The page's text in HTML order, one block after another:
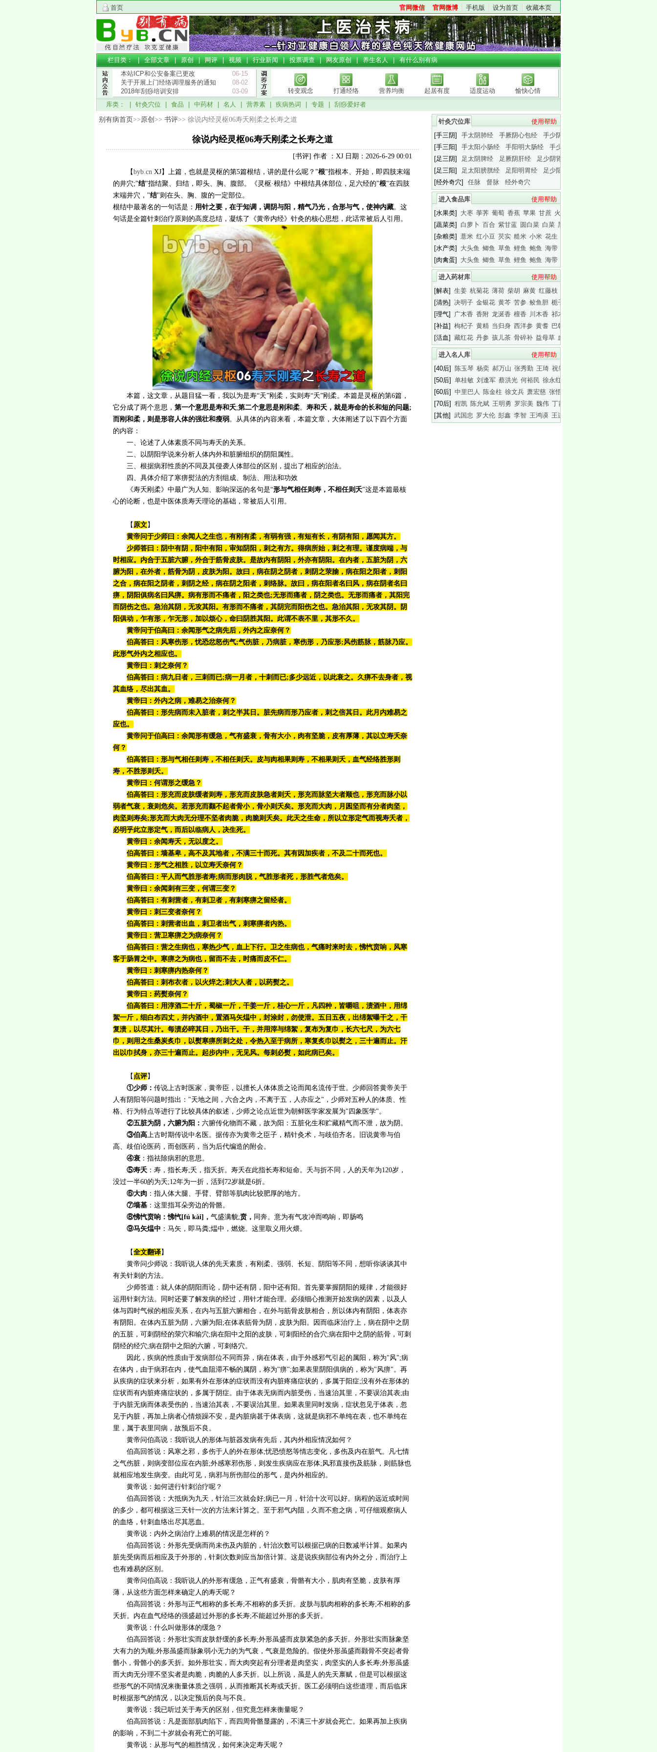
首页 官网微信 官网微博 手机版 设为首页 收藏本页
栏目类： |全部文章|原创|网评|视频|行业新闻|投票调查|网友原创|养生名人|有什么别有病
本站ICP和公安备案已更改
06-15
关于开展上门经络调理服务的通知
08-02
2018年刮痧培训安排
03-09 转变观念 打通经络 营养均衡 起居有度 适度运动
愉快心情
库类： | 针灸穴位 食品 中药材 名人 营养素 疾病热词 专题 刮痧爱好者
别有病首页>>原创 >> 书评>> 徐说内经灵枢06寿夭刚柔之长寿之道
徐说内经灵枢06寿夭刚柔之长寿之道
[书评] 作者 ：XJ 日期：2026-6-29 00:01
【byb.cn XJ】上篇，也就是灵枢的第5篇根结，讲的是什么呢？"根"指根本、开始，即四肢末端
的井穴;"结"指结聚、归结，即头、胸、腹部。《灵枢·根结》中根结具体部位，足六经的"根"在四肢
末端井穴，"结"则在头、胸、腹的一定部位。
根结中最著名的一句话是：‌ 用针之要，在于知调，调阴与阳，精气乃光，合形与气，使神内藏‌。这
句话是全篇针刺治疗原则的高度总结，凝练了《黄帝内经》针灸的核心思想，此话常被后人引用。
本篇，这文章，从题目猛一看，我以为是寿“天”刚柔，实则 寿“夭”刚柔。本篇是灵枢的第6篇，
它分成了两个意思， 第一个意思是寿和夭;第二个意思是刚和柔。 寿和夭，就是寿命的长和短的问题;
而刚和柔，则是形容人体的强壮和瘦弱。从具体的内容来看，本篇文章，大体阐述了以下四个方面
的内容：
一、论述了人体素质不同与寿夭的关系。
二、以阴阳学说来分析人体内外和脏腑组织的阴阳属性。
三、根据病邪性质的不同及其侵袭人体部位的区别，提出了相应的治法。
四、具体介绍了寒痹熨法的方剂组成、制法、用法和功效
《寿夭刚柔》中最广为人知、影响深远的名句是‌“形与气相任则寿，不相任则夭”这是本篇最核
心的论断，也是中医体质寿夭理论的基础，常被后人引用。
【 原文】
黄帝问于少师曰：余闻人之生也，有刚有柔，有弱有强，有短有长，有阴有阳，愿闻其方。
少师答曰：阴中有阴，阳中有阳，审知阴阳，刺之有方。得病所始，刺之有理。谨度病端，与
时相应。内合于五脏六腑，外合于筋骨皮肤。是故内有阴阳，外亦有阴阳。在内者， 五脏为阴，六
腑为阳 ，在外者，筋骨为阴，皮肤为阳。故曰，病在阴之阴者，刺阴之荥腧，病在阳之阳者，刺阳
之合，病在阳之阴者，刺阴之经，病在阴之阳者，刺络脉。故曰，病在阳者名曰风，病在阴者名曰
痹，阴阳俱病名曰风痹。病有形而不痛者，阳之类也;无形而痛者，阴之类也。无形而痛者，其阳完
而阴伤之也。急治其阴，无攻其阳。有形而不痛者，其阴完而阳伤之也。急治其阳，无攻其阴。阴
阳俱动，乍有形，乍无形，加以烦心，命曰阴胜其阳。此谓不表不里，其形不久。
黄帝问于伯高曰：余闻形气之病先后，外内之应奈何？
伯高答曰：风寒伤形，忧恐忿怒伤气;气伤脏，乃病脏，寒伤形，乃应形;风伤筋脉，筋脉乃应。
此形气外内之相应也。
黄帝曰：刺之奈何？
伯高答曰：病九日者，三刺而已;病一月者，十刺而已;多少远近，以此衰之。久痹不去身者，视
其血络，尽出其血。
黄帝曰：外内之病，难易之治奈何？
伯高答曰：形先病而未入脏者，刺之半其日。脏先病而形乃应者，刺之倍其日。此月内难易之
应也。
黄帝问于伯高曰：余闻形有缓急，气有盛衰，骨有大小，肉有坚脆，皮有厚薄，其以立寿夭奈
何？
伯高答曰：形与气相任则寿，不相任则夭。皮与肉相果则寿，不相果则夭，血气经络胜形则
寿，不胜形则夭。
黄帝曰：何谓形之缓急？
伯高答曰：形充而皮肤缓者则寿，形充而皮肤急者则夭，形充而脉坚大者顺也，形充而脉小以
弱者气衰，衰则危矣。若形充而颧不起者骨小，骨小则夭矣。形充而大肉，月囷坚而有分者肉坚，
肉坚则寿矣;形充而大肉无分理不坚者肉脆，肉脆则夭矣。此天之生命，所以立形定气而视寿夭者，
必明乎此立形定气，而后以临病人，决生死。
黄帝曰：余闻寿夭，无以度之。
伯高答曰：墙基卑，高不及其地者，不满三十而死。其有因加疾者，不及二十而死也。
黄帝曰：形气之相胜，以立寿夭奈何？
伯高答曰：平人而气胜形者寿;病而形肉脱，气胜形者死，形胜气者危矣。
黄帝曰：余闻刺有三变，何谓三变？
伯高答曰：有刺营者，有刺卫者，有刺寒痹之留经者。
黄帝曰：刺三变者奈何？
伯高答曰：刺营者出血，刺卫者出气，刺寒痹者内热。
黄帝曰：营卫寒痹之为病奈何？
伯高答曰：营之生病也，寒热少气，血上下行。卫之生病也，气痛时来时去，怫忾贲响，风寒
客于肠胃之中。寒痹之为病也，留而不去，时痛而皮不仁。
黄帝曰：刺寒痹内热奈何？
伯高答曰：刺布衣者，以火焠之;刺大人者，以药熨之。
黄帝曰：药熨奈何？
伯高答曰：用淳酒二十斤，蜀椒一斤，干姜一斤，桂心一斤，凡四种，皆嚼咀，渍酒中，用绵
絮一斤，细白布四丈，并内酒中，置酒马矢煴中，封涂封，勿使泄。五日五夜，出绵絮曝干之，干
复溃，以尽其汁。每渍必晬其日，乃出干。干，并用滓与绵絮，复布为复巾，长六七尺，为六七
巾，则用之生桑炭炙巾，以熨寒痹所刺之处，令热入至于病所，寒复炙巾以熨之，三十遍而止。汗
出以巾拭身，亦三十遍而止。起步内中，无见风。每刺必熨，如此病已矣。
【 点评】
①少师： 传说上古时医家，黄帝臣，以擅长人体体质之论而闻名流传于世。少师回答黄帝关于
人有阴阳等问题时指出："天地之间，六合之内，不离于五，人亦应之"，少师对五种人的体质、性
格、行为特点等进行了比较具体的叙述，少师之论点近世为朝鲜医学家发展为"四象医学"。
②五脏为阴，六腑为阳： 六腑传化物而不藏，故为阳：五脏化生和贮藏精气而不泄，故为阴。
③伯高上古时期传说中名医。据传亦为黄帝之臣子，精针灸术，与歧伯齐名。旧说黄帝与伯
高、歧伯论医药，而创医药，当为后代编造的附会。
④衰 ：指祛除病邪的意思。
⑤寿夭 ：寿，指长寿;夭，指夭折。寿夭在此指长寿和短命。夭与折不同，人的天年为120岁，
没过一半60的为夭;12年为一折，活到72岁就是6折。
⑥大肉 ：指人体大腿、手臂、臂部等肌肉比较肥厚的地方。
⑦墙基 ：这里指耳朵旁边的骨骼。
⑧怫忾贲响：怫忾[fú kài]， 气盛满貌;贲， 同奔。意为有气攻冲而鸣响，即肠鸣
⑨马矢煴中 ：马矢，即马粪;煴中，燃烧。这里取义用火煨。
【全文翻译】
黄帝问少师说：我听说人体的先天素质，有刚柔、强弱、长短、阴阳等不同，想听你谈谈其中
有关针刺的方法。
少师答道：就人体的阴阳而论，阴中还有阴，阳中还有阳。首先要掌握阴阳的规律，才能很好
运用针刺方法。同时还要了解发病的经过，用针才能合理。必须细心推测开始发病的因素，以及人
体与四时气候的相应关系，在内与五脏六腑相合，在外与筋骨皮肤相合，所以体内有阴阳，体表亦
有阴阳。在体内五脏为阴，六腑为阳;在体表筋骨为阴，皮肤为阳。因而临床治疗上，病在阴中之阴
的五脏，可刺阴经的荥穴和输穴;病在阳中之阳的皮肤，可刺阳经的合穴;病在阳中之阴的筋骨，可刺
阴经的经穴;病在阴中之阳的六腑，可刺络穴。
因此，疾病的性质由于发病部位不同而异，病在体表，由于外感邪气引起的属阳，称为"风";病
在体内，由于病邪在内，使气血阻滞不畅的属阴，称为"痹";如果表里阴阳俱病的，称为"风痹"。再
从疾病的症状来分析，如果有外在形体的症状而没有内脏疼痛症状的，多属于阳症;没有外在形体的
症状而有内脏疼痛症状的，多属于阴症。由于体表无病而内脏受伤，当速治其里，不要误治其表;由
于内脏无病而体表受伤的，当速治其表，不要误治其里。如果表里同时发病，症状忽见于体表，忽
见于内脏，再加上病者心情烦躁不安，是内脏病甚于体表病，这就是病邪不单纯在表，也不单纯在
里，属于表里同病，故预后不良。
黄帝问伯高说：我听说人的形体与脏器发病有先后，其内外相应情况如何？
伯高回答说：风寒之邪，多伤于人的外在形体;忧恐愤怒等情志变化，多伤及内在脏气。凡七情
之气伤脏，则病变部位应在内脏;外感寒邪伤形，则发生疾病应在形体;风邪直接伤及筋脉，则筋脉也
就相应地发生病变。由此可见，病邪与所伤部位的形气，是内外相应的。
黄帝说：如何进行针刺治疗呢？
伯高回答说：大抵病为九天，针治三次就会好;病已一月，针治十次可以好。病程的远近或时间
的多少，都可根据这三天针一次的方法来计算之。至于邪气内阻，久而不愈之病，可仔细观察病人
的血络，针刺血络出尽其恶血。
黄帝说：内外之病治疗上难易的情况是怎样的？
伯高回答说：外形先受病而尚未伤及内脏的，针治次数可以根据已病的日数减半计算。如果内
脏先受病而后相应及于外形的，针刺次数则应当加倍计算。这是说疾病部位有内外之分，而治疗上
也有难易的区别。
黄帝问伯高说：我听说人的外形有缓急，正气有盛衰，骨骼有大小，肌肉有坚脆，皮肤有厚
薄，从这些方面怎样来确定人的寿夭呢？
伯高回答说：外形与正气相称的多长寿;不相称的多夭折。皮肤与肌肉相称的多长寿;不相称的多
夭折。内在血气经络的强盛超过外形的多长寿;不能超过外形的多夭折。
黄帝说：什么叫做形体的缓急？
伯高回答说：外形壮实而皮肤舒缓的多长寿;外形虽盛而皮肤紧急的多夭折。外形壮实而脉象坚
大有力的为顺;外形虽盛而脉象弱小无力的为气衰，气衰是危险的。假使外形虽盛而颧骨不突起者骨
骼小，骨骼小的多夭折。如外形壮实，而大肉突起有分理者是肉坚实，肉坚实的人多长寿;外形虽盛
而大肉无分理不坚实者是肉脆，肉脆的人多夭折。以上所说，虽是人的先天禀赋，但是可以根据这
些形气的不同情况来衡量体质之强弱，从而推断其长寿或夭折。医工必须明白这些道理，而后临床
时根据形气的情况，以决定预后的良与不良。
黄帝说：我已听过关于寿夭的区别，但究竟怎样来衡量呢？
伯高回答说：凡是面部肌肉陷下，而四周骨骼显露的，不满三十岁就会死亡。如果再加上疾病
的影响，不到二十岁就会有死亡的可能。
黄帝说：从形与气的相胜情况，如何来决定寿夭呢？
针灸穴位库
使用帮助
[手三阴]
手太阴肺经 手厥阴心包经
手少阴心经
[手三阳]
手太阳小肠经 手阳明大肠经
手少阳三焦经
[足三阴]
足太阴脾经 足厥阴肝经
足少阴肾经
[足三阳]
足太阳膀胱经 足阳明胃经
足少阳胆经
[经外奇穴]
任脉 督脉 经外奇穴
进入食品库
使用帮助
[水果类]
大枣 荸荠 葡萄 香蕉 苹果 甘蔗 火龙果
[蔬菜类]
白萝卜 百合 紫甘蓝 圆白菜 白菜 黑木耳
[杂粮类] 薏米 红小豆 芡实 糙米 小米 花生
[水产类]
大头鱼 鲫鱼 草鱼 鲤鱼 鲍鱼 海带
[肉禽蛋]
大头鱼 鲫鱼 草鱼 鲤鱼 鲍鱼 海带
进入药材库
使用帮助
[解表] 生姜 杭菊花 薄荷 柴胡 麻黄 红藤枝
[清热] 决明子 金银花 黄芩 苦参 鲛鱼胆 栀子
[理气]
广木香 香附 龙涎香 檀香 川木香 祁木香
[补益] 枸杞子 黄精 当归身 西洋参 黄耆 巴戟天
[活血] 藏红花 丹参 孩儿茶 骨碎补 益母草 血竭
进入名人库
使用帮助
[40后]
陈玉琴 杨奕 郝万山 张秀勤 王琦 祝肇刚
[50后] 单桂敏 刘逢军 蔡洪光 何裕民 徐永红
[60后] 中里巴人 陈金柱 徐文兵 萧宏慈 张悟本
[70后] 程凯 陈允斌 王明勇 罗宗美 魏伟 丁霞
[其他] 武国忠 罗大伦 彭鑫 李智 王鸿谟 王连清